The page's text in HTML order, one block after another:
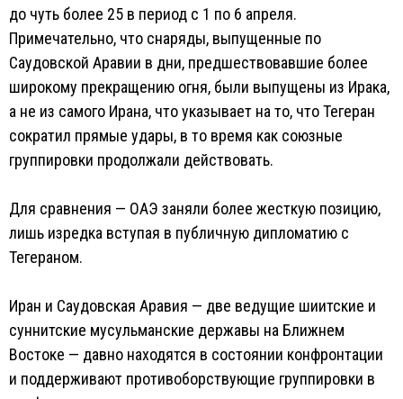
до чуть более 25 в период с 1 по 6 апреля.
Примечательно, что снаряды, выпущенные по
Саудовской Аравии в дни, предшествовавшие более
широкому прекращению огня, были выпущены из Ирака,
а не из самого Ирана, что указывает на то, что Тегеран
сократил прямые удары, в то время как союзные
группировки продолжали действовать.
Для сравнения — ОАЭ заняли более жесткую позицию,
лишь изредка вступая в публичную дипломатию с
Тегераном.
Иран и Саудовская Аравия — две ведущие шиитские и
суннитские мусульманские державы на Ближнем
Востоке — давно находятся в состоянии конфронтации
и поддерживают противоборствующие группировки в